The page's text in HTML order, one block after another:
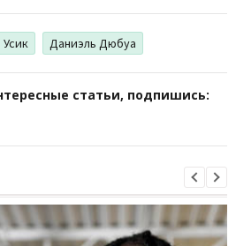
Даниэль Дюбуа
статьи, подпишись: